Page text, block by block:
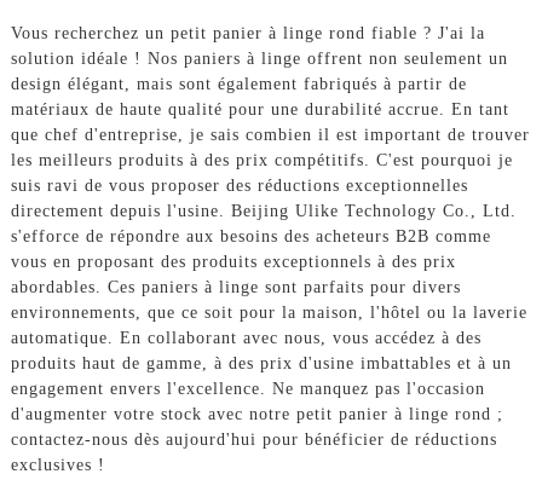
Vous recherchez un petit panier à linge rond fiable ? J'ai la
solution idéale ! Nos paniers à linge offrent non seulement un
design élégant, mais sont également fabriqués à partir de
matériaux de haute qualité pour une durabilité accrue. En tant
que chef d'entreprise, je sais combien il est important de trouver
les meilleurs produits à des prix compétitifs. C'est pourquoi je
suis ravi de vous proposer des réductions exceptionnelles
directement depuis l'usine. Beijing Ulike Technology Co., Ltd.
s'efforce de répondre aux besoins des acheteurs B2B comme
vous en proposant des produits exceptionnels à des prix
abordables. Ces paniers à linge sont parfaits pour divers
environnements, que ce soit pour la maison, l'hôtel ou la laverie
automatique. En collaborant avec nous, vous accédez à des
produits haut de gamme, à des prix d'usine imbattables et à un
engagement envers l'excellence. Ne manquez pas l'occasion
d'augmenter votre stock avec notre petit panier à linge rond ;
contactez-nous dès aujourd'hui pour bénéficier de réductions
exclusives !